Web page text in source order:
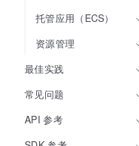
托管应用（ECS）
资源管理
最佳实践
常见问题
API 参考